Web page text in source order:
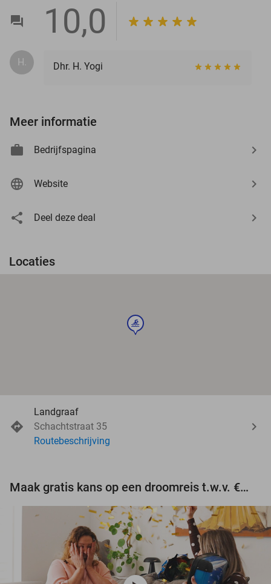
10,0
H. Dhr. H. Yogi
Meer informatie
Bedrijfspagina
Website
Deel deze deal
Locaties
sport
Landgraaf
Schachtstraat 35
Routebeschrijving
Maak gratis kans op een droomreis t.w.v. €3.000!